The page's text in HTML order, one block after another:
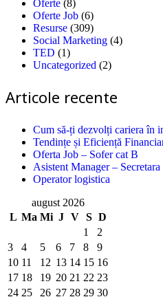
Oferte (8)
Oferte Job (6)
Resurse (309)
Social Marketing (4)
TED (1)
Uncategorized (2)
Articole recente
Cum să-ți dezvolți cariera în
Tendințe și Eficiență
Oferta Job – Sofer cat B
Asistent Manager – Secretara
Operator logistica
august 2026
L Ma Mi J V S D
1
2
3
4 5 6 7 8
9
10 11 12 13 14 15 16
17 18 19 20 21 22 23
24 25 26 27 28 29 30